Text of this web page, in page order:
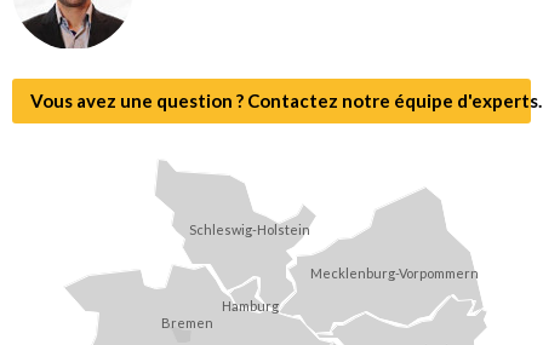
Vous avez une question ? Contactez notre équipe d'experts.
Bremen
Hamburg
Schleswig-Holstein
Mecklenburg-Vorpommern